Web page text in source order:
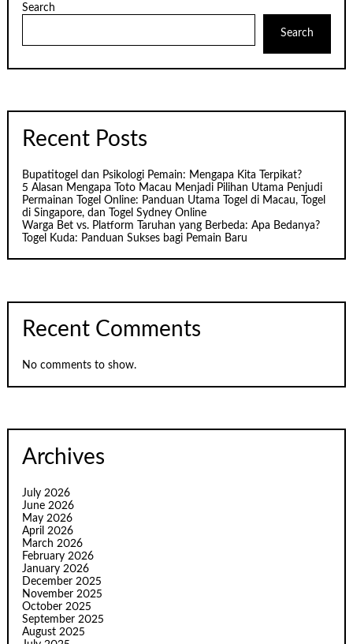
Search
Search
Recent Posts
Bupatitogel dan Psikologi Pemain: Mengapa Kita Terpikat?
5 Alasan Mengapa Toto Macau Menjadi Pilihan Utama Penjudi
Permainan Togel Online: Panduan Utama Togel di Macau, Togel
di Singapore, dan Togel Sydney Online
Warga Bet vs. Platform Taruhan yang Berbeda: Apa Bedanya?
Togel Kuda: Panduan Sukses bagi Pemain Baru
Recent Comments
No comments to show.
Archives
July 2026
June 2026
May 2026
April 2026
March 2026
February 2026
January 2026
December 2025
November 2025
October 2025
September 2025
August 2025